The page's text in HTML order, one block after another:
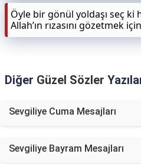
Öyle bir gönül yoldaşı seç ki
Allah’ın rızasını gözetmek
Diğer Güzel Sözler
Sevgiliye Cuma Mesajları
Sevgiliye Bayram Mesajları